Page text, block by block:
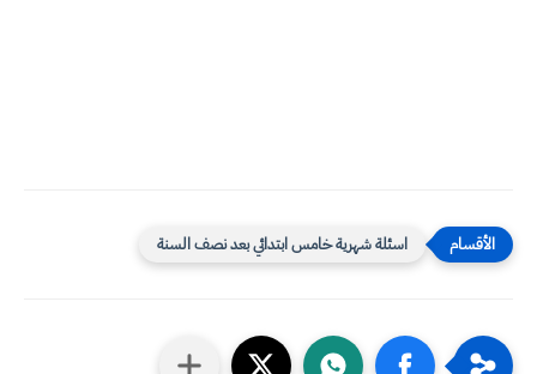
اسئلة شهرية خامس ابتدائي بعد نصف السنة